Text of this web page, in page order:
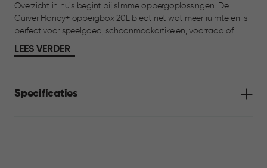
Overzicht in huis begint bij slimme opbergoplossingen. De
Curver Handy+ opbergbox 20L biedt net wat meer ruimte en is
perfect voor speelgoed, schoonmaakartikelen, voorraad of
hobbyspullen. Het transparante ontwerp zorgt ervoor dat je
altijd snel vindt wat je zoekt. De box heeft een stevig deksel met
maakt efficiënt opbergen mogelijk.
LEES VERDER
Specificaties